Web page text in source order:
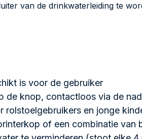
van de drinkwaterleiding te
is voor de gebruiker
de knop, contactloos via de
en jonge
of een combinatie van